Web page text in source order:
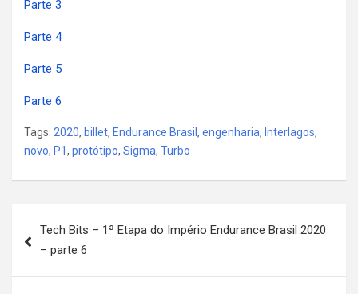
Parte 3
Parte 4
Parte 5
Parte 6
Tags: 2020, billet, Endurance Brasil, engenharia, Interlagos,
novo, P1, protótipo, Sigma, Turbo
navigation
Tech Bits – 1ª Etapa do Império Endurance Brasil 2020
– parte 6